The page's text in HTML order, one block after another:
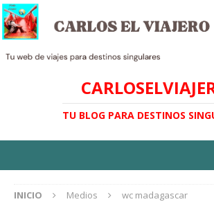
TU BLOG PARA DESTINOS
INICIO Medios wc madagascar